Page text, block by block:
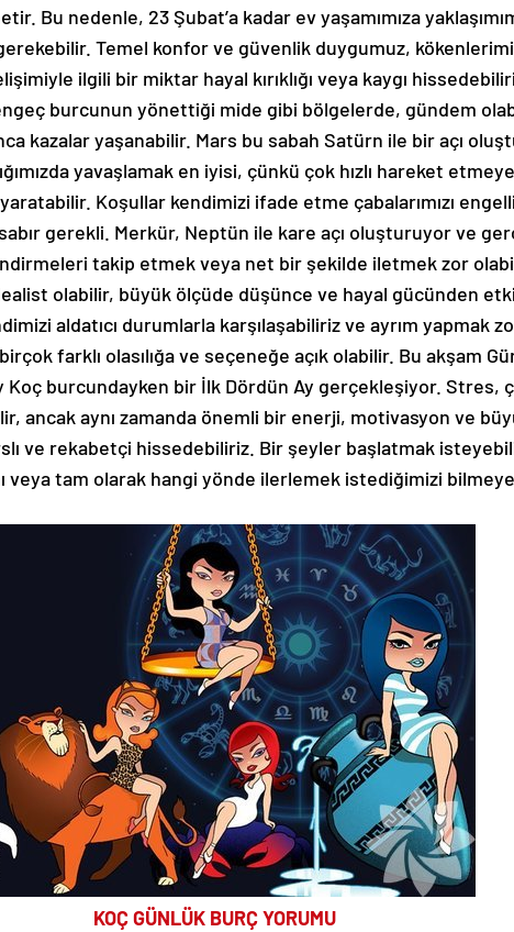
Bu nedenle, 23 Şubat’a kadar ev yaşamımıza
Temel konfor ve güvenlik duygumuz,
ilgili bir miktar hayal kırıklığı veya kaygı
burcunun yönettiği mide gibi bölgelerde, gündem
kazalar yaşanabilir. Mars bu sabah Satürn ile bir açı
yavaşlamak en iyisi, çünkü çok hızlı hareket
Koşullar kendimizi ifade etme çabalarımızı
gerekli. Merkür, Neptün ile kare açı oluşturuyor ve
takip etmek veya net bir şekilde iletmek zor
idealist olabilir, büyük ölçüde düşünce ve hayal gücünden
aldatıcı durumlarla karşılaşabiliriz ve ayrım yapmak
farklı olasılığa ve seçeneğe açık olabilir. Bu akşam
Koç burcundayken bir İlk Dördün Ay gerçekleşiyor. Stres,
ancak aynı zamanda önemli bir enerji, motivasyon ve
ve rekabetçi hissedebiliriz. Bir şeyler başlatmak
veya tam olarak hangi yönde ilerlemek istediğimizi
KOÇ GÜNLÜK BURÇ YORUMU